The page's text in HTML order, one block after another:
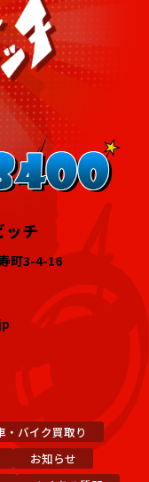
ッチ
町3-4-16
・バイク買取り
お知らせ